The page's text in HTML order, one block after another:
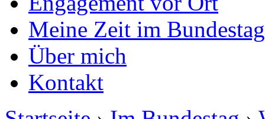
Meine Zeit im Bundestag
Über mich
Kontakt